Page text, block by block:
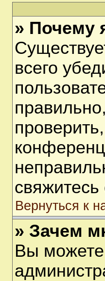
» Почему
всего
Вернуться к
» Зачем
Вы можете